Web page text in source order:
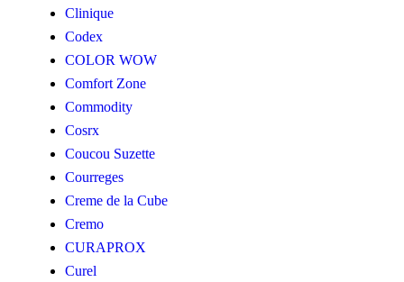
Clinique
Codex
COLOR WOW
Comfort Zone
Commodity
Cosrx
Coucou Suzette
Courreges
Creme de la Cube
Cremo
CURAPROX
Curel